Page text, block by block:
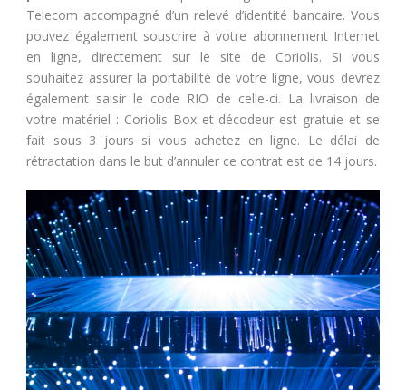
Telecom accompagné d’un relevé d’identité bancaire. Vous
pouvez également souscrire à votre abonnement Internet
en ligne, directement sur le site de Coriolis. Si vous
souhaitez assurer la portabilité de votre ligne, vous devrez
également saisir le code RIO de celle-ci. La livraison de
votre matériel : Coriolis Box et décodeur est gratuie et se
fait sous 3 jours si vous achetez en ligne. Le délai de
rétractation dans le but d’annuler ce contrat est de 14 jours.